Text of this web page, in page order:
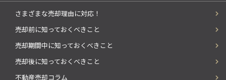
さまざまな売却理由に対応！
売却前に知っておくべきこと
売却期間中に知っておくべきこと
売却後に知っておくべきこと
不動産売却コラム